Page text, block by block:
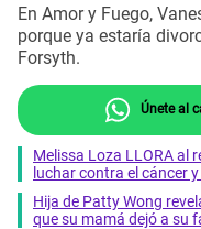
En Amor y Fuego,
porque ya estaría
Forsyth.
Únete al
Melissa Loza LLORA al
luchar contra el cáncer y
Hija de Patty Wong
que su mamá dejó a su